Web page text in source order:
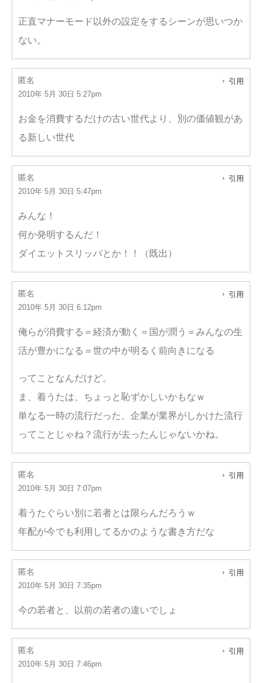
正直マナーモード以外の設定をするシーンが思いつか
ない。
匿名
2010年 5月 30日 5:27pm
引用
お金を消費するだけの古い世代より、別の価値観があ
る新しい世代
匿名
2010年 5月 30日 5:47pm
引用
みんな！
何か発明するんだ！
ダイエットスリッパとか！！（既出）
匿名
2010年 5月 30日 6:12pm
引用
俺らが消費する＝経済が動く＝国が潤う＝みんなの生
活が豊かになる＝世の中が明るく前向きになる
ってことなんだけど。
ま、着うたは、ちょっと恥ずかしいかもなｗ
単なる一時の流行だった、企業が業界がしかけた流行
ってことじゃね？流行が去ったんじゃないかね。
匿名
2010年 5月 30日 7:07pm
引用
着うたぐらい別に若者とは限らんだろうｗ
年配が今でも利用してるかのような書き方だな
匿名
2010年 5月 30日 7:35pm
引用
今の若者と、以前の若者の違いでしょ
匿名
2010年 5月 30日 7:46pm
引用